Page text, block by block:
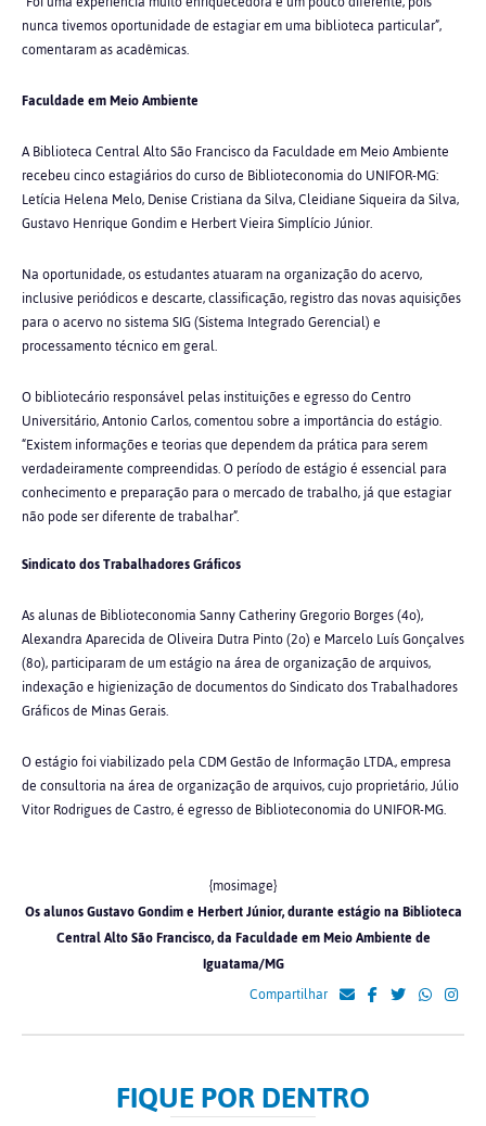
nunca tivemos oportunidade de estagiar em uma biblioteca particular”,
comentaram as acadêmicas.
Faculdade em Meio Ambiente
A Biblioteca Central Alto São Francisco da Faculdade em Meio Ambiente
recebeu cinco estagiários do curso de Biblioteconomia do UNIFOR-MG:
Letícia Helena Melo, Denise Cristiana da Silva, Cleidiane Siqueira da Silva,
Gustavo Henrique Gondim e Herbert Vieira Simplício Júnior.
Na oportunidade, os estudantes atuaram na organização do acervo,
inclusive periódicos e descarte, classificação, registro das novas aquisições
para o acervo no sistema SIG (Sistema Integrado Gerencial) e
processamento técnico em geral.
O bibliotecário responsável pelas instituições e egresso do Centro
Universitário, Antonio Carlos, comentou sobre a importância do estágio.
“Existem informações e teorias que dependem da prática para serem
verdadeiramente compreendidas. O período de estágio é essencial para
conhecimento e preparação para o mercado de trabalho, já que estagiar
não pode ser diferente de trabalhar”.
Sindicato dos Trabalhadores Gráficos
As alunas de Biblioteconomia Sanny Catheriny Gregorio Borges (4o),
Alexandra Aparecida de Oliveira Dutra Pinto (2o) e Marcelo Luís Gonçalves
(8o), participaram de um estágio na área de organização de arquivos,
indexação e higienização de documentos do Sindicato dos Trabalhadores
Gráficos de Minas Gerais.
O estágio foi viabilizado pela CDM Gestão de Informação LTDA., empresa
de consultoria na área de organização de arquivos, cujo proprietário, Júlio
Vitor Rodrigues de Castro, é egresso de Biblioteconomia do UNIFOR-MG.
{mosimage}
Os alunos Gustavo Gondim e Herbert Júnior, durante estágio na Biblioteca
Central Alto São Francisco, da Faculdade em Meio Ambiente de
Iguatama/MG
Compartilhar
FIQUE POR DENTRO